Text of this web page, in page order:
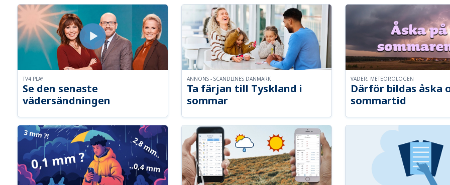
Se den senaste
vädersändningen
TV4 PLAY
Ta färjan till Tyskland i
sommar
ANNONS - SCANDLINES DANMARK
Därför bildas åska
sommartid
VÄDER, METEOROLOGEN